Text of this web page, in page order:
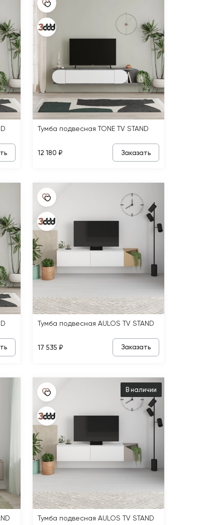
Тумба подвесная TONE TV STAND
12 180 ₽ Заказать
Тумба подвесная AULOS TV STAND
17 535 ₽ Заказать
В наличии
Тумба подвесная AULOS TV STAND